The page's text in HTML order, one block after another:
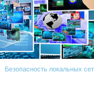
Безопасность локальных